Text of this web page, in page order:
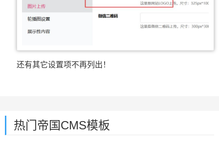
还有其它设置项不再列出！
热门帝国CMS模板